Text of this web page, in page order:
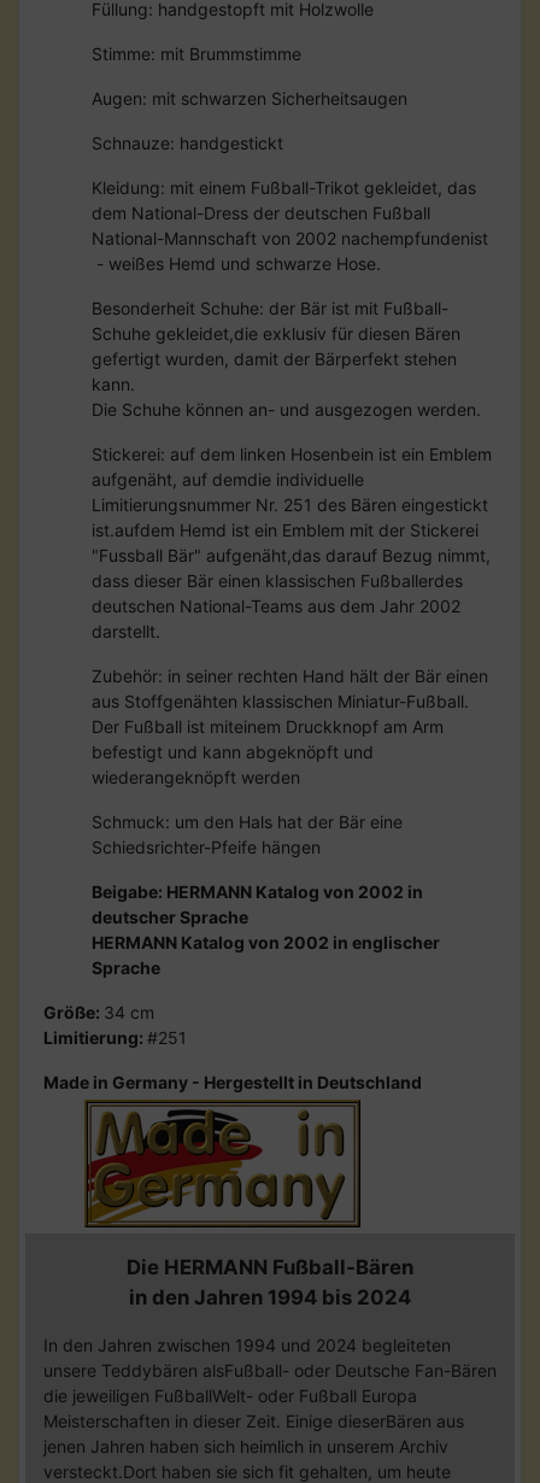
Füllung: handgestopft mit Holzwolle
Stimme: mit Brummstimme
Augen: mit schwarzen Sicherheitsaugen
Schnauze: handgestickt
Kleidung: mit einem Fußball-Trikot gekleidet, das
dem National-Dress der deutschen Fußball
National-Mannschaft von 2002 nachempfundenist
- weißes Hemd und schwarze Hose.
Besonderheit Schuhe: der Bär ist mit Fußball-
Schuhe gekleidet,die exklusiv für diesen Bären
gefertigt wurden, damit der Bärperfekt stehen
kann.
Die Schuhe können an- und ausgezogen werden.
Stickerei: auf dem linken Hosenbein ist ein Emblem
aufgenäht, auf demdie individuelle
Limitierungsnummer Nr. 251 des Bären eingestickt
ist.aufdem Hemd ist ein Emblem mit der Stickerei
"Fussball Bär" aufgenäht,das darauf Bezug nimmt,
dass dieser Bär einen klassischen Fußballerdes
deutschen National-Teams aus dem Jahr 2002
darstellt.
Zubehör: in seiner rechten Hand hält der Bär einen
aus Stoffgenähten klassischen Miniatur-Fußball.
Der Fußball ist miteinem Druckknopf am Arm
befestigt und kann abgeknöpft und
wiederangeknöpft werden
Schmuck: um den Hals hat der Bär eine
Schiedsrichter-Pfeife hängen
Beigabe: HERMANN Katalog von 2002 in
deutscher Sprache
HERMANN Katalog von 2002 in englischer
Sprache
Größe: 34 cm
Limitierung: #251
Made in Germany - Hergestellt in Deutschland
Die HERMANN Fußball-Bären
in den Jahren 1994 bis 2024
In den Jahren zwischen 1994 und 2024 begleiteten
unsere Teddybären alsFußball- oder Deutsche Fan-Bären
die jeweiligen FußballWelt- oder Fußball Europa
Meisterschaften in dieser Zeit. Einige dieserBären aus
jenen Jahren haben sich heimlich in unserem Archiv
versteckt.Dort haben sie sich fit gehalten, um heute